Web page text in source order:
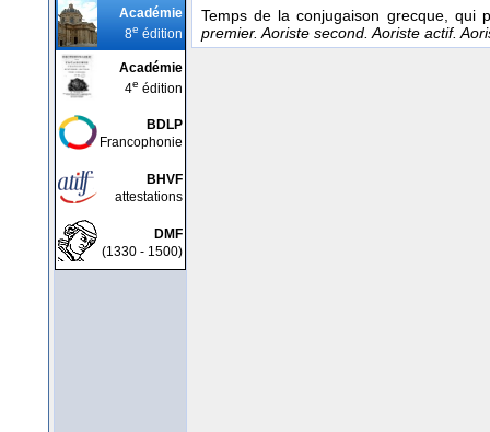
Académie
8e édition
Académie
4e édition
BDLP
Francophonie
BHVF
attestations
DMF
(1330 - 1500)
Temps de la conjugaison grecque, qui
premier. Aoriste second. Aoriste actif.